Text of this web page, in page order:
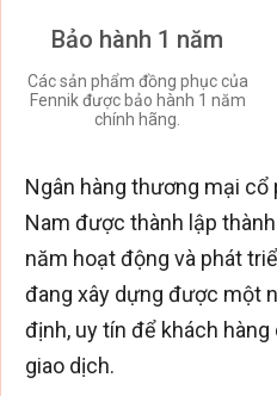
Bảo hành 1 năm
Các sản phẩm đồng phục của
Fennik được bảo hành 1 năm
chính hãng.
Ngân hàng thương mại cổ
Nam được thành lập
năm hoạt động và phát
đang xây dựng được một
định, uy tín để khách
giao dịch.